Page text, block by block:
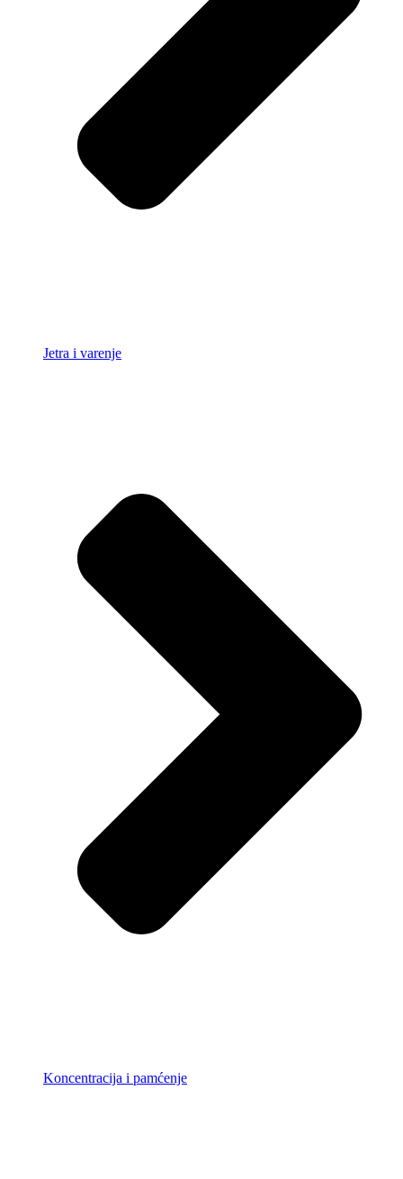
Jetra i varenje
Koncentracija i pamćenje